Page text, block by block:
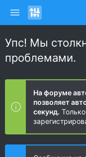
Упс! Мы
проблемами.
На форуме
позволяет
секунд.